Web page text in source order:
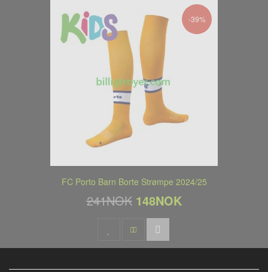
-39%
FC Porto Barn Borte Strømpe 2024/25
241NOK 148NOK